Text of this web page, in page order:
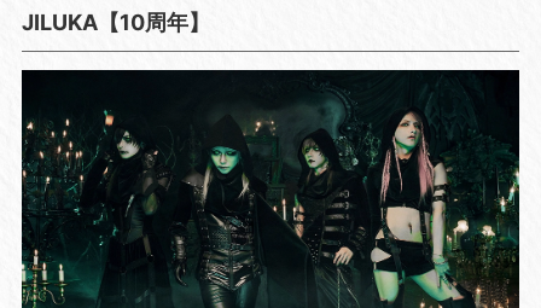
JILUKA【10周年】